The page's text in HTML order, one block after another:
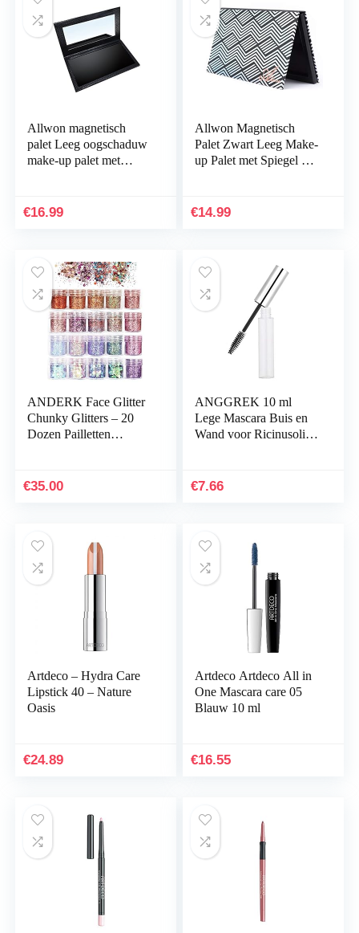
Allwon magnetisch
palet Leeg oogschaduw
make-up palet met
Lipstick Blush poeder…
€16.99
Allwon Magnetisch
Palet Zwart Leeg Make-
up Palet met Spiegel en
Stickers voor…
€14.99
ANDERK Face Glitter
Chunky Glitters – 20
Dozen Pailletten
Paillette Make-up…
€35.00
ANGGREK 10 ml
Lege Mascara Buis en
Wand voor Ricinusolie
Crème Container Fles
€7.66
Artdeco – Hydra Care
Lipstick 40 – Nature
Oasis
€24.89
Artdeco Artdeco All in
One Mascara care 05
Blauw 10 ml
€16.55